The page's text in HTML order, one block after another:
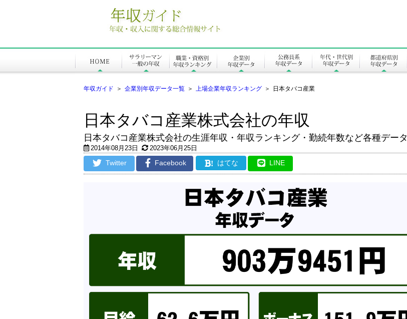
年収ガイド ＞ 企業別年収データ一覧 ＞ 上場企業年収ランキング ＞ 日本タバコ産業
日本タバコ産業株式会社の年収
日本タバコ産業株式会社の生涯年収・年収ランキング・勤続年数など各種データ
2014年08月23日 2023年06月25日
Twitter Facebook ! はてな LINE